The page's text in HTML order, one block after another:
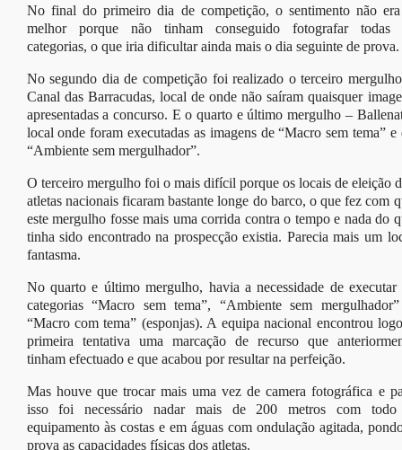
No final do primeiro dia de competição, o sentimento não
melhor porque não tinham conseguido fotografar todas
categorias, o que iria dificultar ainda mais o dia seguinte de prova.
No segundo dia de competição foi realizado o terceiro
Canal das Barracudas, local de onde não saíram quaisquer
apresentadas a concurso. E o quarto e último mergulho –
local onde foram executadas as imagens de “Macro sem tema” e
“Ambiente sem mergulhador”.
O terceiro mergulho foi o mais difícil porque os locais de eleição
atletas nacionais ficaram bastante longe do barco, o que fez com
este mergulho fosse mais uma corrida contra o tempo e nada do
tinha sido encontrado na prospecção existia. Parecia mais um
fantasma.
No quarto e último mergulho, havia a necessidade de executar
categorias “Macro sem tema”, “Ambiente sem
“Macro com tema” (esponjas). A equipa nacional encontrou
primeira tentativa uma marcação de recurso que
tinham efectuado e que acabou por resultar na perfeição.
Mas houve que trocar mais uma vez de camera fotográfica e
isso foi necessário nadar mais de 200 metros com
equipamento às costas e em águas com ondulação agitada,
prova as capacidades físicas dos atletas.